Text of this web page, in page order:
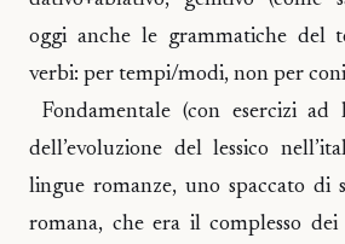
oggi anche le grammatiche del
verbi: per tempi/modi, non per
Fondamentale (con esercizi ad
dell’evoluzione del lessico
lingue romanze, uno spaccato di
romana, che era il complesso